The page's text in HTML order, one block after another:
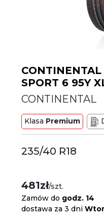
SPORT 6 95Y
CONTINENTAL
Klasa Premium
235/40 R18
481zł/szt.
Zamów do godz. 14
dostawa za 3 dni